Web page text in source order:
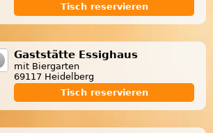
Tisch reservieren
Gaststätte Essighaus
mit Biergarten
69117 Heidelberg
Tisch reservieren